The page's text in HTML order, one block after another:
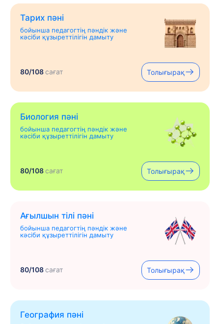
Тарих пәні
бойынша педагогтің пәндік және
кәсіби құзыреттілігін дамыту
80/108сағат Толығырақ
Биология пәні
бойынша педагогтің пәндік және
кәсіби құзыреттілігін дамыту
80/108сағат Толығырақ
Ағылшын тілі пәні
бойынша педагогтің пәндік және
кәсіби құзыреттілігін дамыту
80/108сағат Толығырақ
География пәні